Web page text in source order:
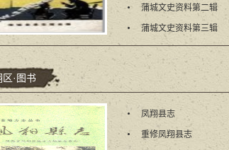
蒲城文史资料第二辑
蒲城文史资料第三辑
区·图书
凤翔县志
重修凤翔县志